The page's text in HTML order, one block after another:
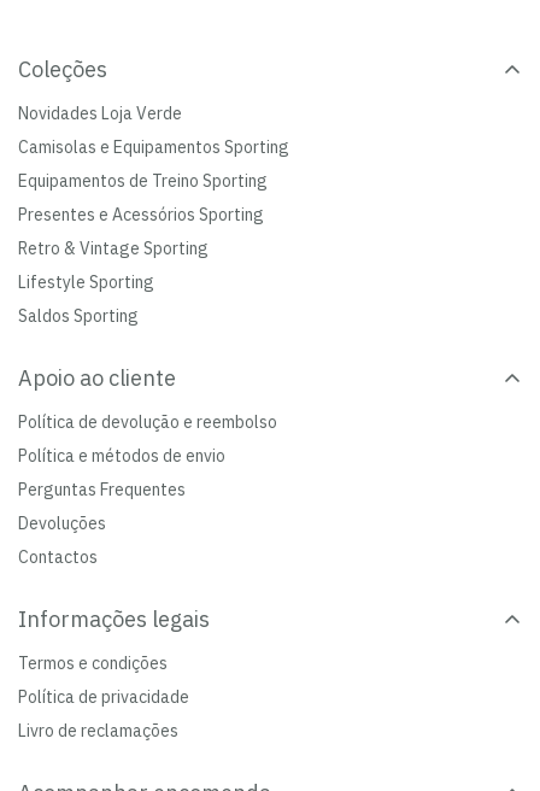
Coleções
Novidades Loja Verde
Camisolas e Equipamentos Sporting
Equipamentos de Treino Sporting
Presentes e Acessórios Sporting
Retro & Vintage Sporting
Lifestyle Sporting
Saldos Sporting
Apoio ao cliente
Política de devolução e reembolso
Política e métodos de envio
Perguntas Frequentes
Devoluções
Contactos
Informações legais
Termos e condições
Política de privacidade
Livro de reclamações